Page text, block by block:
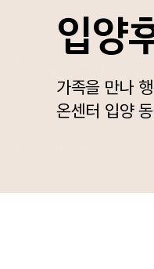
입양
가족을 만나
온센터 입양